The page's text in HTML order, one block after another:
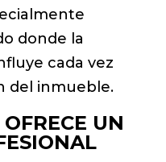
donde la
cada vez
del inmueble.
UN